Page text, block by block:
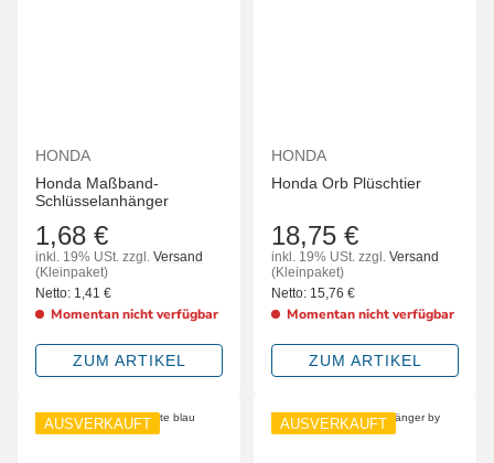
HONDA
Honda Maßband-
Schlüsselanhänger
1,68 €
inkl. 19% USt. zzgl. Versand
(Kleinpaket)
Netto: 1,41 €
Momentan nicht verfügbar
ZUM ARTIKEL
HONDA
Honda Orb Plüschtier
18,75 €
inkl. 19% USt. zzgl. Versand
(Kleinpaket)
Netto: 15,76 €
Momentan nicht verfügbar
ZUM ARTIKEL
AUSVERKAUFT AUSVERKAUFT